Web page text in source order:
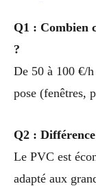
Q1 : Combien
?
De 50 à 100 €/
pose (fenêtres,
Q2 :
Le PVC est
adapté aux